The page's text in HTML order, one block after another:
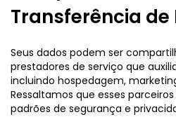
Transferência de
Seus dados podem ser
prestadores de serviço que
incluindo hospedagem,
Ressaltamos que esses
padrões de segurança e